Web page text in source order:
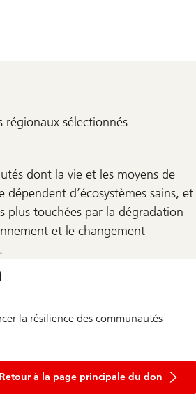
régionaux sélectionnés
dont la vie et les moyens de
dépendent d’écosystèmes sains, et
plus touchées par la dégradation
et le changement
la résilience des communautés
Retour à la page principale du don
donation